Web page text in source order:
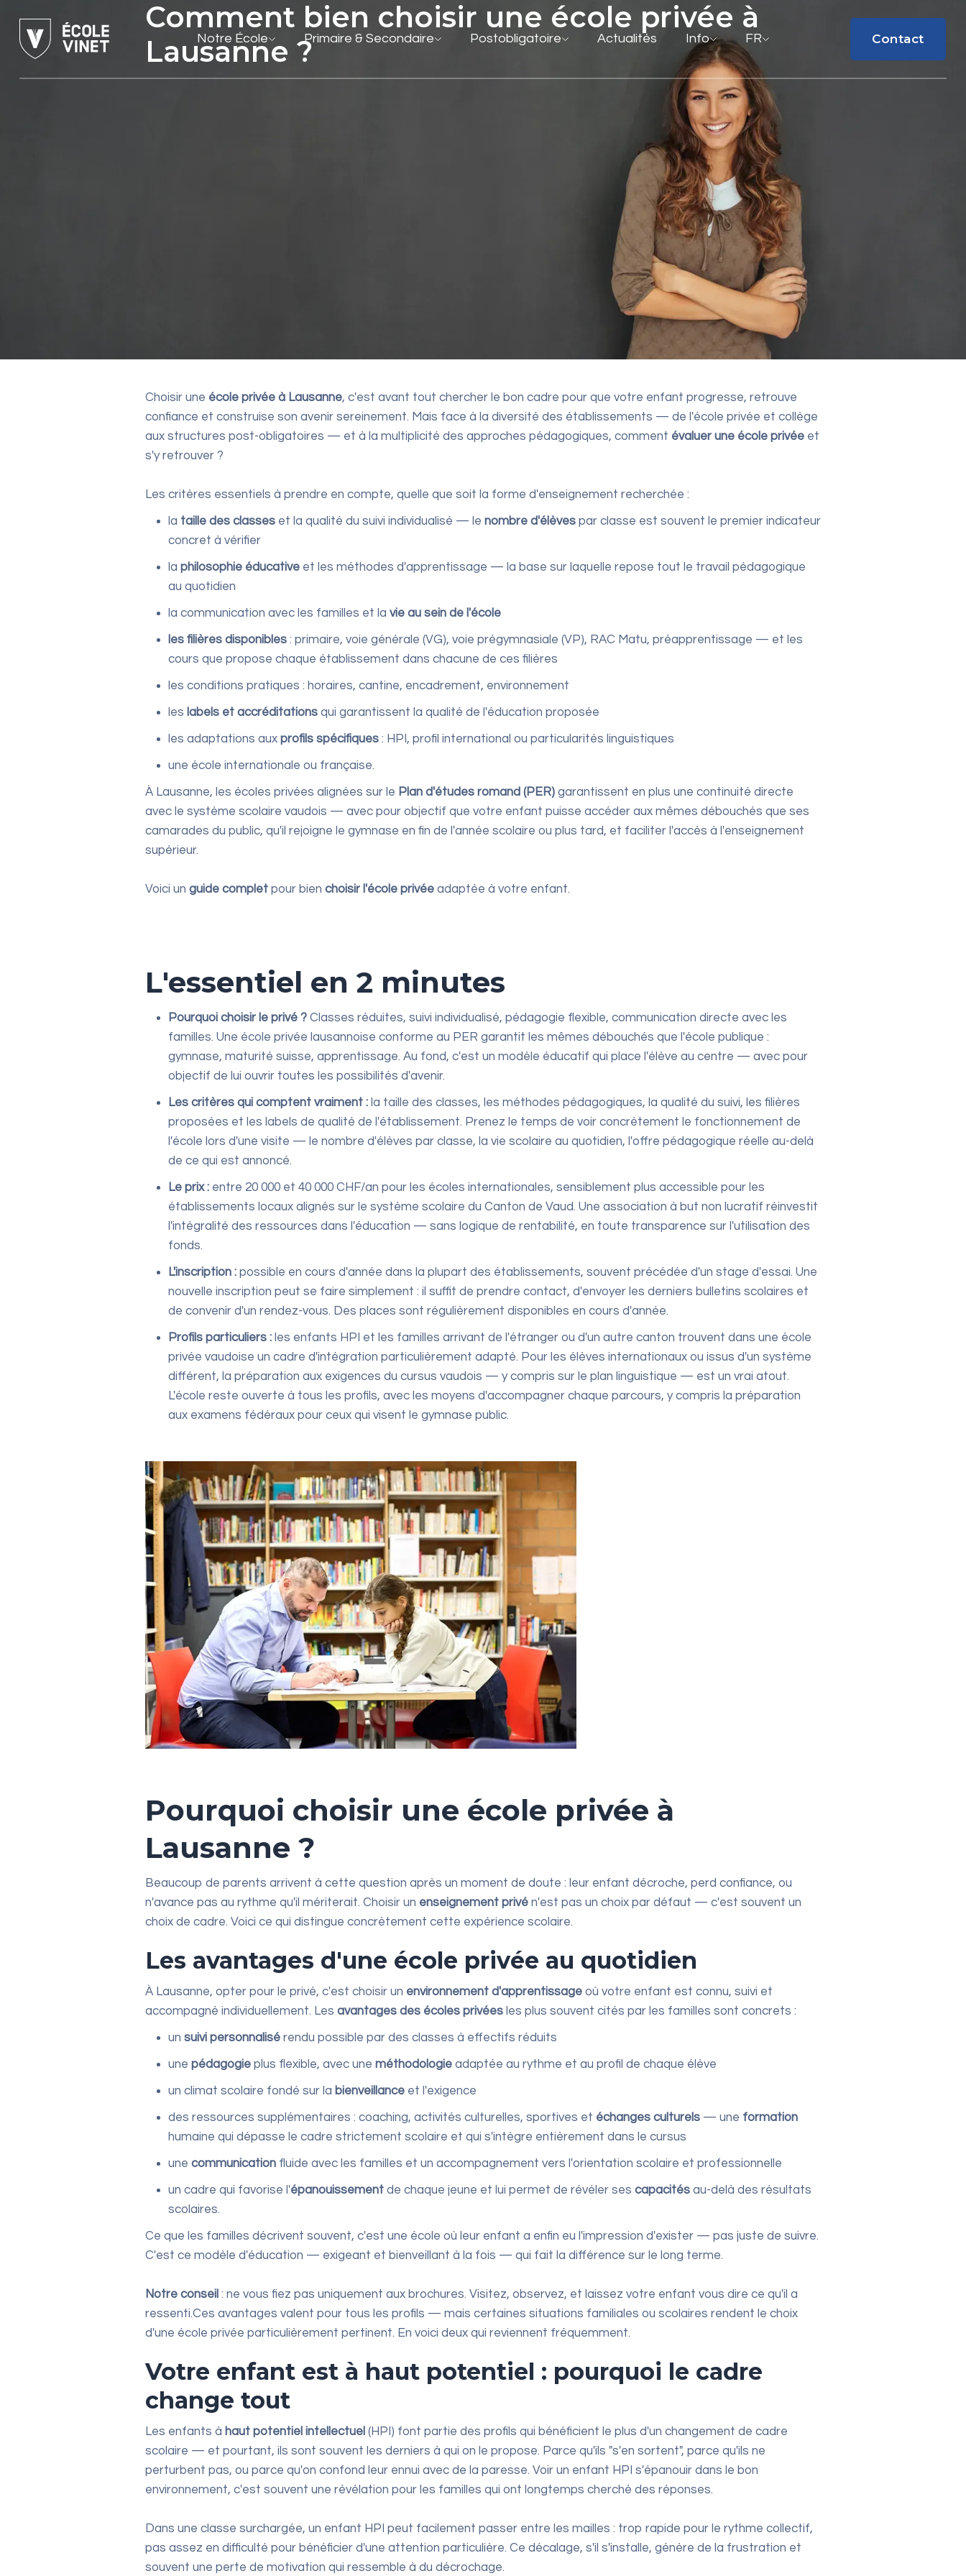
Notre École Primaire & Secondaire Postobligatoire Actualités Info FR
Contact
Contact
Comment bien choisir une école privée à
Lausanne ?
Choisir une école privée à Lausanne, c'est avant tout chercher le bon cadre pour que votre enfant progresse, retrouve
confiance et construise son avenir sereinement. Mais face à la diversité des établissements — de l'école privée et collège
aux structures post-obligatoires — et à la multiplicité des approches pédagogiques, comment évaluer une école privée et
s'y retrouver ?
Les critères essentiels à prendre en compte, quelle que soit la forme d'enseignement recherchée :
la taille des classes et la qualité du suivi individualisé — le nombre d'élèves par classe est souvent le premier indicateur
concret à vérifier
la philosophie éducative et les méthodes d'apprentissage — la base sur laquelle repose tout le travail pédagogique
au quotidien
la communication avec les familles et la vie au sein de l'école
les filières disponibles : primaire, voie générale (VG), voie prégymnasiale (VP), RAC Matu, préapprentissage — et les
cours que propose chaque établissement dans chacune de ces filières
les conditions pratiques : horaires, cantine, encadrement, environnement
les labels et accréditations qui garantissent la qualité de l'éducation proposée
les adaptations aux profils spécifiques : HPI, profil international ou particularités linguistiques
une école internationale ou française.
À Lausanne, les écoles privées alignées sur le Plan d'études romand (PER) garantissent en plus une continuité directe
avec le système scolaire vaudois — avec pour objectif que votre enfant puisse accéder aux mêmes débouchés que ses
camarades du public, qu'il rejoigne le gymnase en fin de l'année scolaire ou plus tard, et faciliter l'accès à l'enseignement
supérieur.
Voici un guide complet pour bien choisir l'école privée adaptée à votre enfant.
L'essentiel en 2 minutes
Pourquoi choisir le privé ? Classes réduites, suivi individualisé, pédagogie flexible, communication directe avec les
familles. Une école privée lausannoise conforme au PER garantit les mêmes débouchés que l'école publique :
gymnase, maturité suisse, apprentissage. Au fond, c'est un modèle éducatif qui place l'élève au centre — avec pour
objectif de lui ouvrir toutes les possibilités d'avenir.
Les critères qui comptent vraiment : la taille des classes, les méthodes pédagogiques, la qualité du suivi, les filières
proposées et les labels de qualité de l'établissement. Prenez le temps de voir concrètement le fonctionnement de
l'école lors d'une visite — le nombre d'élèves par classe, la vie scolaire au quotidien, l'offre pédagogique réelle au-delà
de ce qui est annoncé.
Le prix : entre 20 000 et 40 000 CHF/an pour les écoles internationales, sensiblement plus accessible pour les
établissements locaux alignés sur le système scolaire du Canton de Vaud. Une association à but non lucratif réinvestit
l'intégralité des ressources dans l'éducation — sans logique de rentabilité, en toute transparence sur l'utilisation des
fonds.
L'inscription : possible en cours d'année dans la plupart des établissements, souvent précédée d'un stage d'essai. Une
nouvelle inscription peut se faire simplement : il suffit de prendre contact, d'envoyer les derniers bulletins scolaires et
de convenir d'un rendez-vous. Des places sont régulièrement disponibles en cours d'année.
Profils particuliers : les enfants HPI et les familles arrivant de l'étranger ou d'un autre canton trouvent dans une école
privée vaudoise un cadre d'intégration particulièrement adapté. Pour les élèves internationaux ou issus d'un système
différent, la préparation aux exigences du cursus vaudois — y compris sur le plan linguistique — est un vrai atout.
L'école reste ouverte à tous les profils, avec les moyens d'accompagner chaque parcours, y compris la préparation
aux examens fédéraux pour ceux qui visent le gymnase public.
Pourquoi choisir une école privée à
Lausanne ?
Beaucoup de parents arrivent à cette question après un moment de doute : leur enfant décroche, perd confiance, ou
n'avance pas au rythme qu'il mériterait. Choisir un enseignement privé n'est pas un choix par défaut — c'est souvent un
choix de cadre. Voici ce qui distingue concrètement cette expérience scolaire.
Les avantages d'une école privée au quotidien
À Lausanne, opter pour le privé, c'est choisir un environnement d'apprentissage où votre enfant est connu, suivi et
accompagné individuellement. Les avantages des écoles privées les plus souvent cités par les familles sont concrets :
un suivi personnalisé rendu possible par des classes à effectifs réduits
une pédagogie plus flexible, avec une méthodologie adaptée au rythme et au profil de chaque élève
un climat scolaire fondé sur la bienveillance et l'exigence
des ressources supplémentaires : coaching, activités culturelles, sportives et échanges culturels — une formation
humaine qui dépasse le cadre strictement scolaire et qui s'intègre entièrement dans le cursus
une communication fluide avec les familles et un accompagnement vers l'orientation scolaire et professionnelle
un cadre qui favorise l'épanouissement de chaque jeune et lui permet de révéler ses capacités au-delà des résultats
scolaires.
Ce que les familles décrivent souvent, c'est une école où leur enfant a enfin eu l'impression d'exister — pas juste de suivre.
C'est ce modèle d'éducation — exigeant et bienveillant à la fois — qui fait la différence sur le long terme.
Notre conseil : ne vous fiez pas uniquement aux brochures. Visitez, observez, et laissez votre enfant vous dire ce qu'il a
ressenti.Ces avantages valent pour tous les profils — mais certaines situations familiales ou scolaires rendent le choix
d'une école privée particulièrement pertinent. En voici deux qui reviennent fréquemment.
Votre enfant est à haut potentiel : pourquoi le cadre
change tout
Les enfants à haut potentiel intellectuel (HPI) font partie des profils qui bénéficient le plus d'un changement de cadre
scolaire — et pourtant, ils sont souvent les derniers à qui on le propose. Parce qu'ils "s'en sortent", parce qu'ils ne
perturbent pas, ou parce qu'on confond leur ennui avec de la paresse. Voir un enfant HPI s'épanouir dans le bon
environnement, c'est souvent une révélation pour les familles qui ont longtemps cherché des réponses.
Dans une classe surchargée, un enfant HPI peut facilement passer entre les mailles : trop rapide pour le rythme collectif,
pas assez en difficulté pour bénéficier d'une attention particulière. Ce décalage, s'il s'installe, génère de la frustration et
souvent une perte de motivation qui ressemble à du décrochage.